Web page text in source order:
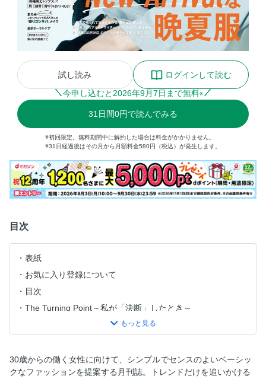
試し読み
ログインして読む
今申し込むと 2026年9月7日まで無料※
31 日間0円で読んでみる
※初回限定。無料期間中に解約した場合は料金がかかりません。
※31日経過後はその月から月額料金580円（税込）が発生します。
目次
表紙
お気に入り登録について
目次
The Turning Point～私が「決断」したとき～
ク考 エッセンシャルな「靴＆バッグ」
働く私のmyコスメ
30歳からの働く女性に向けて、シンプルでセンスのよいベーシッ
クなファッションを提案する月刊誌。トレンドだけを追いかける